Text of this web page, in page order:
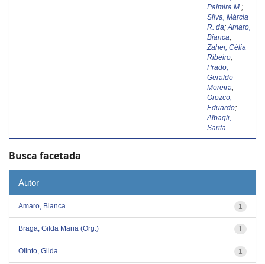
Palmira M. ;
Silva, Márcia
R. da; Amaro,
Bianca;
Zaher, Célia
Ribeiro;
Prado,
Geraldo
Moreira;
Orozco,
Eduardo;
Albagli,
Sarita
Busca facetada
Autor
1
Amaro, Bianca
1
Braga, Gilda Maria (Org.)
1
Olinto, Gilda